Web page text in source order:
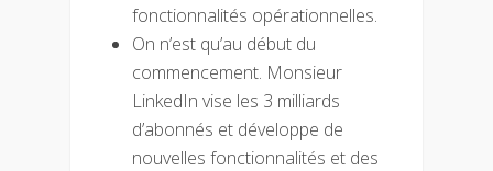
fonctionnalités opérationnelles.
On n’est qu’au début du
commencement. Monsieur
LinkedIn vise les 3 milliards
d’abonnés et développe de
nouvelles fonctionnalités et des